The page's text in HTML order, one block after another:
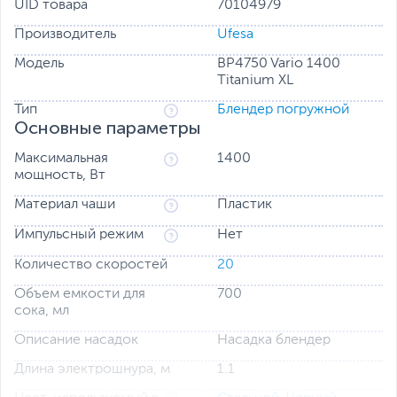
UID товара 70104979
Производитель Ufesa
Модель
BP4750 Vario 1400
Titanium XL
Тип Блендер погружной
Основные параметры
Максимальная
мощность, Вт
1400
Материал чаши Пластик
Импульсный режим Нет
Количество скоростей 20
Объем емкости для
сока, мл
700
Описание насадок Насадка блендер
Длина электрошнура, м 1.1